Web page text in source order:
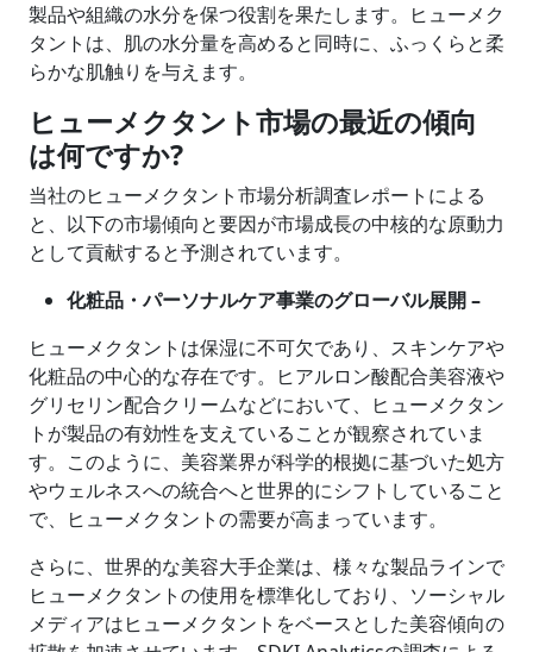
製品や組織の水分を保つ役割を果たします。ヒューメク
タントは、肌の水分量を高めると同時に、ふっくらと柔
らかな肌触りを与えます。
ヒューメクタント市場の最近の傾向
は何ですか?
当社のヒューメクタント市場分析調査レポートによる
と、以下の市場傾向と要因が市場成長の中核的な原動力
として貢献すると予測されています。
化粧品・パーソナルケア事業のグローバル展開 –
ヒューメクタントは保湿に不可欠であり、スキンケアや
化粧品の中心的な存在です。ヒアルロン酸配合美容液や
グリセリン配合クリームなどにおいて、ヒューメクタン
トが製品の有効性を支えていることが観察されていま
す。このように、美容業界が科学的根拠に基づいた処方
やウェルネスへの統合へと世界的にシフトしていること
で、ヒューメクタントの需要が高まっています。
さらに、世界的な美容大手企業は、様々な製品ラインで
ヒューメクタントの使用を標準化しており、ソーシャル
メディアはヒューメクタントをベースとした美容傾向の